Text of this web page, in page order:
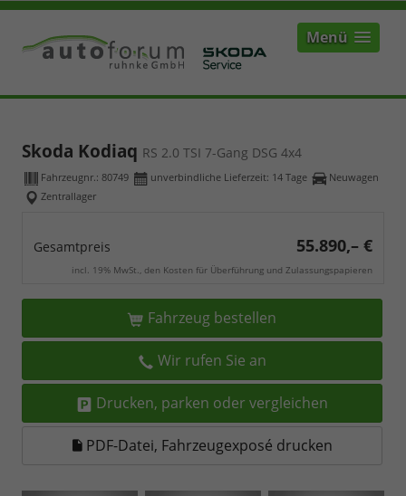
Menü
Skoda Kodiaq RS 2.0 TSI 7-Gang DSG 4x4
Fahrzeugnr.: 80749 unverbindliche Lieferzeit: 14 Tage
Neuwagen
Zentrallager
Gesamtpreis 55.890,– €
incl. 19% MwSt., den Kosten für Überführung und Zulassungspapieren
Fahrzeug bestellen
Wir rufen Sie an
Drucken, parken oder vergleichen
PDF-Datei, Fahrzeugexposé drucken